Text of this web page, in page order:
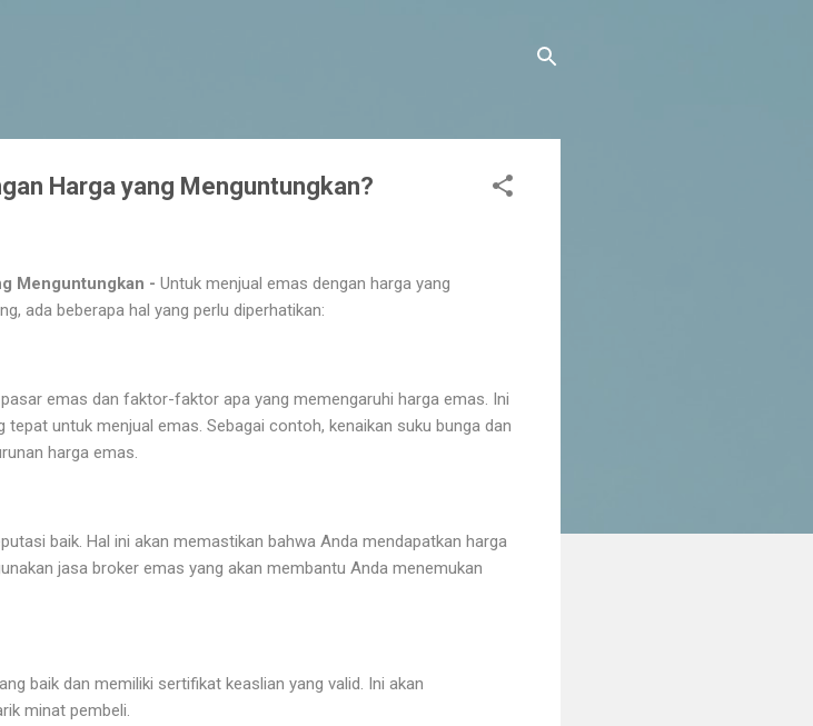
Harga yang Menguntungkan?
Menguntungkan - Untuk menjual emas dengan harga yang
ada beberapa hal yang perlu diperhatikan:
emas dan faktor-faktor apa yang memengaruhi harga emas. Ini
untuk menjual emas. Sebagai contoh, kenaikan suku bunga dan
harga emas.
baik. Hal ini akan memastikan bahwa Anda mendapatkan harga
jasa broker emas yang akan membantu Anda menemukan
baik dan memiliki sertifikat keaslian yang valid. Ini akan
minat pembeli.